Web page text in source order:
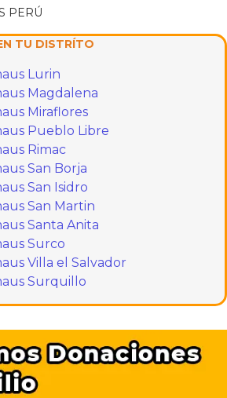
PERÚ
TU DISTRÍTO
Lurin
Magdalena
Miraflores
Pueblo Libre
Rimac
San Borja
San Isidro
San Martin
Santa Anita
Surco
Villa el Salvador
Surquillo